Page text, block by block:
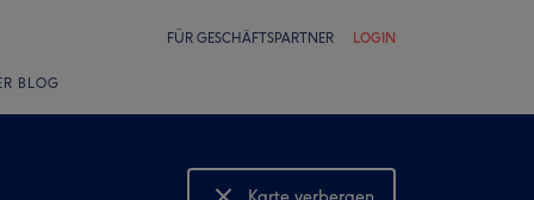
FÜR GESCHÄFTSPARTNER LOGIN
BLOG